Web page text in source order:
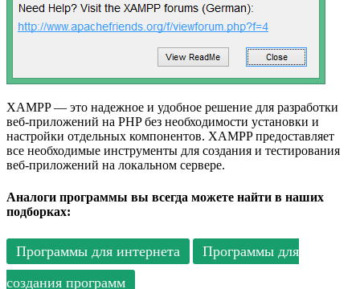
XAMPP — это надежное и удобное решение для разработки
веб-приложений на PHP без необходимости установки и
настройки отдельных компонентов. XAMPP предоставляет
все необходимые инструменты для создания и тестирования
веб-приложений на локальном сервере.
Аналоги программы вы всегда можете найти в наших
подборках:
Программы для интернета
Программы для
создания программ